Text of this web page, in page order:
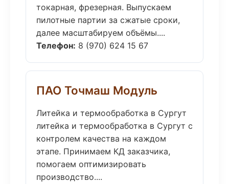
токарная, фрезерная. Выпускаем
пилотные партии за сжатые сроки,
далее масштабируем объёмы....
Телефон: 8 (970) 624 15 67
ПАО Точмаш Модуль
Литейка и термообработка в Сургут
литейка и термообработка в Сургут с
контролем качества на каждом
этапе. Принимаем КД заказчика,
помогаем оптимизировать
производство....